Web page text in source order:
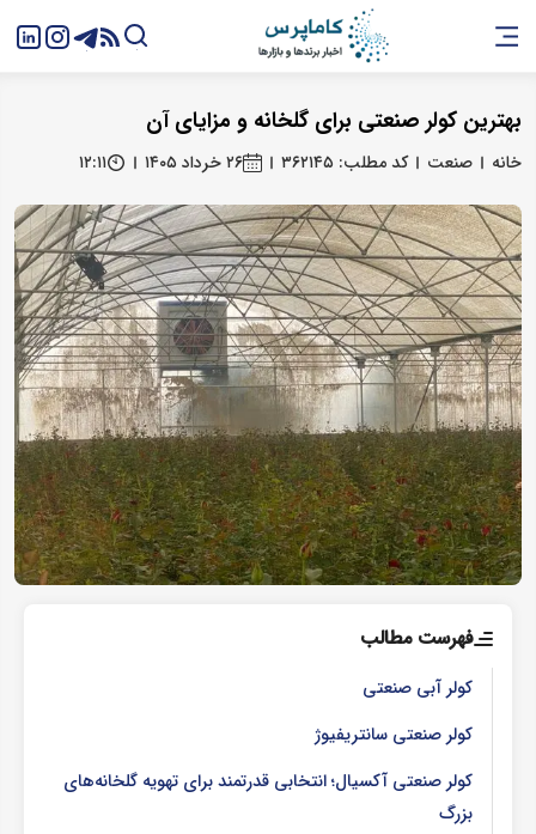
بهترین کولر صنعتی برای گلخانه و مزایای آن
خانه صنعت کد مطلب: ۳۶۲۱۴۵ ۲۶ خرداد ۱۴۰۵ ۱۲:۱۱
فهرست مطالب
کولر آبی صنعتی
کولر صنعتی سانتریفیوژ
کولر صنعتی آکسیال؛ انتخابی قدرتمند برای تهویه گلخانه‌های
بزرگ